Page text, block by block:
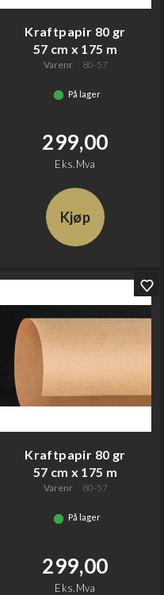
Kraftpapir 80 gr
57 cm x 175 m
Varenr 80-57
På lager
299,00
Eks.Mva
Kjøp
Kraftpapir 80 gr
57 cm x 175 m
Varenr 80-57
På lager
299,00
Eks.Mva